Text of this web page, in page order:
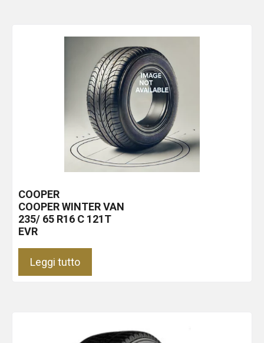
COOPER
COOPER WINTER VAN
235/ 65 R16 C 121T
EVR
Leggi tutto